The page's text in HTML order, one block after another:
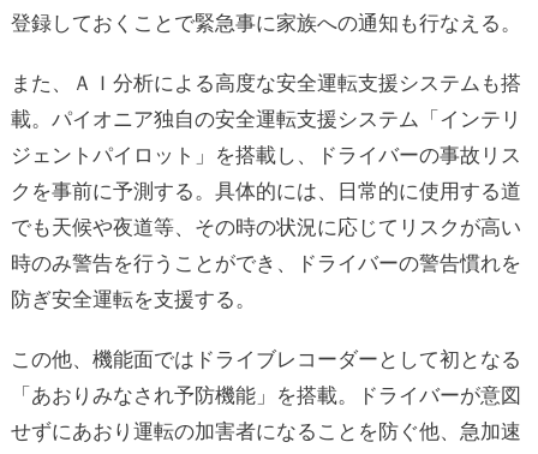
登録しておくことで緊急事に家族への通知も行なえる。
また、ＡＩ分析による高度な安全運転支援システムも搭
載。パイオニア独自の安全運転支援システム「インテリ
ジェントパイロット」を搭載し、ドライバーの事故リス
クを事前に予測する。具体的には、日常的に使用する道
でも天候や夜道等、その時の状況に応じてリスクが高い
時のみ警告を行うことができ、ドライバーの警告慣れを
防ぎ安全運転を支援する。
この他、機能面ではドライブレコーダーとして初となる
「あおりみなされ予防機能」を搭載。ドライバーが意図
せずにあおり運転の加害者になることを防ぐ他、急加速